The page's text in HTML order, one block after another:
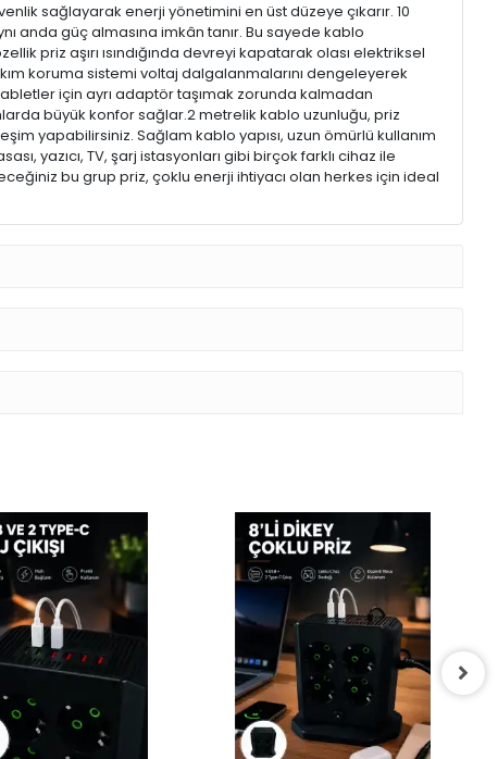
sağlayarak enerji yönetimini en üst düzeye çıkarır. 10
anda güç almasına imkân tanır. Bu sayede kablo
priz aşırı ısındığında devreyi kapatarak olası elektriksel
koruma sistemi voltaj dalgalanmalarını dengeleyerek
için ayrı adaptör taşımak zorunda kalmadan
büyük konfor sağlar.2 metrelik kablo uzunluğu, priz
yapabilirsiniz. Sağlam kablo yapısı, uzun ömürlü kullanım
yazıcı, TV, şarj istasyonları gibi birçok farklı cihaz ile
bu grup priz, çoklu enerji ihtiyacı olan herkes için ideal